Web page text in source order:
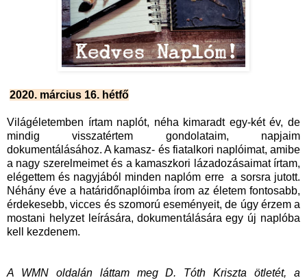
2020. március 16. hétfő
Világéletemben írtam naplót, néha kimaradt egy-két év, de
mindig visszatértem gondolataim, napjaim
dokumentálásához. A kamasz- és fiatalkori naplóimat, amibe
a nagy szerelmeimet és a kamaszkori lázadozásaimat írtam,
elégettem és nagyjából minden naplóm erre a sorsra jutott.
Néhány éve a határidőnaplóimba írom az életem fontosabb,
érdekesebb, vicces és szomorú eseményeit, de úgy érzem a
mostani helyzet leírására, dokumentálására egy új naplóba
kell kezdenem.
A WMN oldalán láttam meg D. Tóth Kriszta ötletét, a